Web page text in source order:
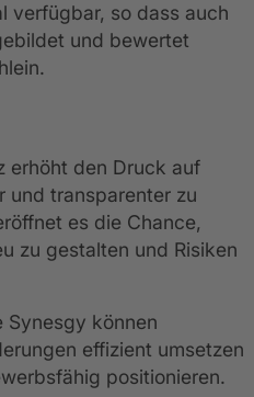
verfügbar, so dass auch
und bewertet
erhöht den Druck auf
und transparenter zu
es die Chance,
zu gestalten und Risiken
Synesgy können
effizient umsetzen
positionieren.